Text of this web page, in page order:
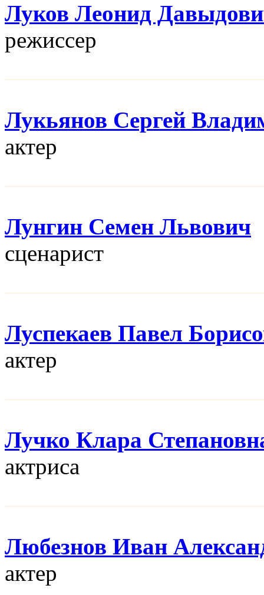
Луков Леонид
режисcер
Лукьянов Сергей
актер
Лунгин Семен Львович
сценарист
Луспекаев Павел
актер
Лучко Клара
актриса
Любезнов Иван
актер